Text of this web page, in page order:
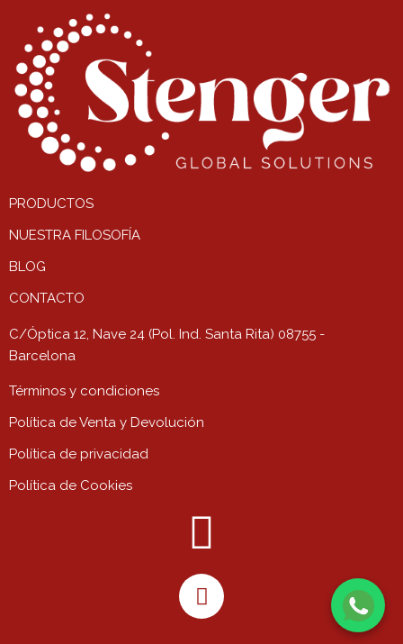
PRODUCTOS
NUESTRA FILOSOFÍA
BLOG
CONTACTO
C/Óptica 12, Nave 24 (Pol. Ind. Santa Rita) 08755 -
Barcelona
Términos y condiciones
Política de Venta y Devolución
Política de privacidad
Política de Cookies